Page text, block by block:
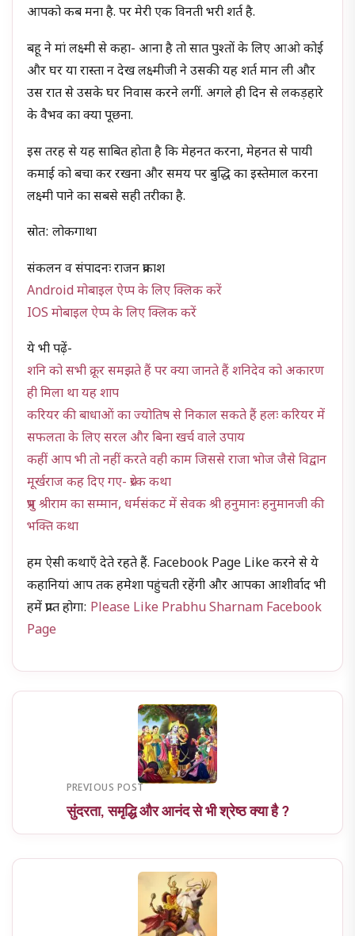
आपको कब मना है. पर मेरी एक विनती भरी शर्त है.
बहू ने मां लक्ष्मी से कहा- आना है तो सात पुश्तों के लिए आओ कोई
और घर या रास्ता न देख लक्ष्मीजी ने उसकी यह शर्त मान ली और
उस रात से उसके घर निवास करने लगीं. अगले ही दिन से लकड़हारे
के वैभव का क्या पूछना.
इस तरह से यह साबित होता है कि मेहनत करना, मेहनत से पायी
कमाई को बचा कर रखना और समय पर बुद्धि का इस्तेमाल करना
लक्ष्मी पाने का सबसे सही तरीका है.
स्रोत: लोकगाथा
संकलन व संपादनः राजन प्रकाश
Android मोबाइल ऐप्प के लिए क्लिक करें
IOS मोबाइल ऐप्प के लिए क्लिक करें
ये भी पढ़ें-
शनि को सभी क्रूर समझते हैं पर क्या जानते हैं शनिदेव को अकारण
ही मिला था यह शाप
करियर की बाधाओं का ज्योतिष से निकाल सकते हैं हलः करियर में
सफलता के लिए सरल और बिना खर्च वाले उपाय
कहीं आप भी तो नहीं करते वही काम जिससे राजा भोज जैसे विद्वान
मूर्खराज कह दिए गए- प्रेरक कथा
प्रभु श्रीराम का सम्मान, धर्मसंकट में सेवक श्री हनुमानः हनुमानजी की
भक्ति कथा
हम ऐसी कथाएँ देते रहते हैं. Facebook Page Like करने से ये
कहानियां आप तक हमेशा पहुंचती रहेंगी और आपका आशीर्वाद भी
हमें प्राप्त होगा: Please Like Prabhu Sharnam Facebook
Page
PREVIOUS POST
सुंदरता, समृद्धि और आनंद से भी श्रेष्ठ क्या है ?